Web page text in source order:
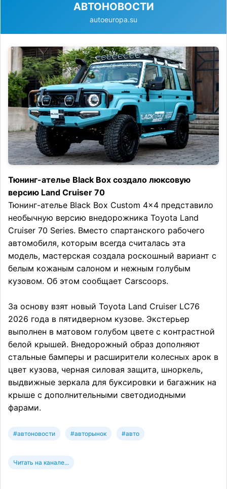
АВТОНОВОСТИ
autoeuropa.su
Тюнинг-ателье Black Box создало люксовую
версию Land Cruiser 70
Тюнинг-ателье Black Box Custom 4×4 представило
необычную версию внедорожника Toyota Land
Cruiser 70 Series. Вместо спартанского рабочего
автомобиля, которым всегда считалась эта
модель, мастерская создала роскошный вариант с
белым кожаным салоном и нежным голубым
кузовом. Об этом сообщает Carscoops.
За основу взят новый Toyota Land Cruiser LC76
2026 года в пятидверном кузове. Экстерьер
выполнен в матовом голубом цвете с контрастной
белой крышей. Внедорожный образ дополняют
стальные бамперы и расширители колесных арок в
цвет кузова, черная силовая защита, шноркель,
выдвижные зеркала для буксировки и багажник на
крыше с дополнительными светодиодными
фарами.
#автоновости #авторынок #авто
Читать на канале...